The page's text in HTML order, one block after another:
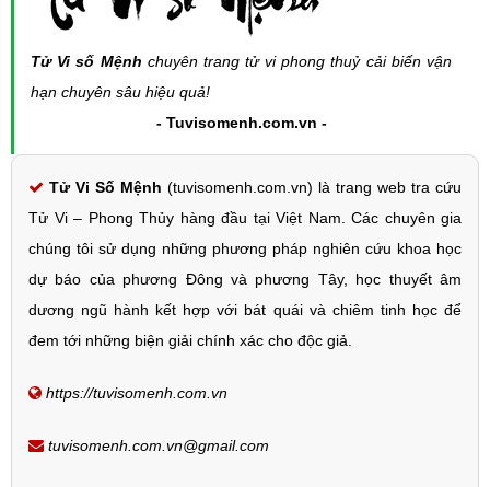
Tử Vi số Mệnh chuyên trang tử vi phong thuỷ cải biến vận
hạn chuyên sâu hiệu quả!
- Tuvisomenh.com.vn -
Tử Vi Số Mệnh (tuvisomenh.com.vn) là trang web tra cứu
Tử Vi – Phong Thủy hàng đầu tại Việt Nam. Các chuyên gia
chúng tôi sử dụng những phương pháp nghiên cứu khoa học
dự báo của phương Đông và phương Tây, học thuyết âm
dương ngũ hành kết hợp với bát quái và chiêm tinh học để
đem tới những biện giải chính xác cho độc giả.
https://tuvisomenh.com.vn
tuvisomenh.com.vn@gmail.com